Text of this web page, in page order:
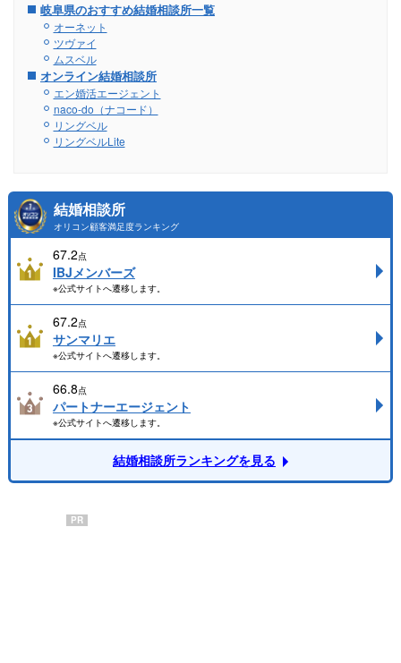
岐阜県のおすすめ結婚相談所一覧
オーネット
ツヴァイ
ムスベル
オンライン結婚相談所
エン婚活エージェント
naco-do（ナコード）
リングベル
リングベルLite
結婚相談所
オリコン顧客満足度ランキング
67.2点
IBJメンバーズ
※公式サイトへ遷移します。
67.2点
サンマリエ
※公式サイトへ遷移します。
66.8点
パートナーエージェント
※公式サイトへ遷移します。
結婚相談所ランキングを見る
PR